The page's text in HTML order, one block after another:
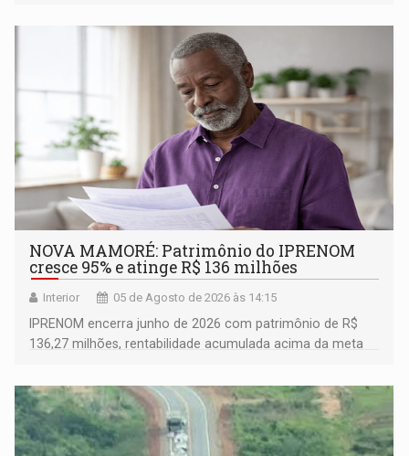
NOVA MAMORÉ: Patrimônio do IPRENOM
cresce 95% e atinge R$ 136 milhões
Interior 05 de Agosto de 2026 às 14:15
IPRENOM encerra junho de 2026 com patrimônio de R$
136,27 milhões, rentabilidade acumulada acima da meta